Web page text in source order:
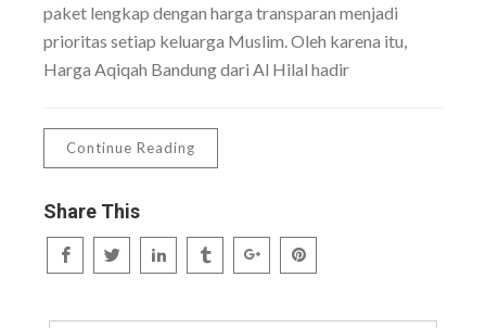
paket lengkap dengan harga transparan menjadi
prioritas setiap keluarga Muslim. Oleh karena itu,
Harga Aqiqah Bandung dari Al Hilal hadir
Continue Reading
Share This